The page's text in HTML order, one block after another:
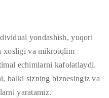
yondashish, yuqori
xosligi va mikroiqlim
echimlarni kafolatlaydi.
balki sizning biznesingiz va
yaratamiz.